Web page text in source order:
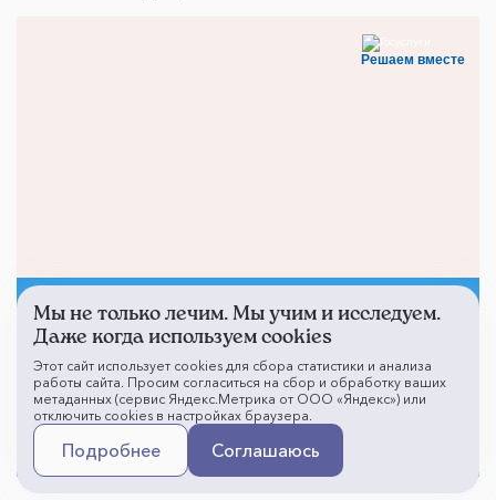
Решаем вместе
Не смогли записаться к
врачу?
Написать о проблеме
Мы не только лечим. Мы учим и исследуем.
Даже когда используем cookies
Этот сайт использует cookies для сбора статистики и анализа
работы сайта. Просим согласиться на сбор и обработку ваших
метаданных (сервис Яндекс.Метрика от ООО «Яндекс») или
отключить cookies в настройках браузера.
Подробнее Соглашаюсь